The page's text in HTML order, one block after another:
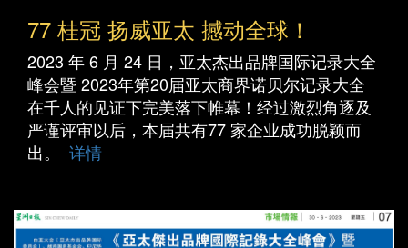
77 桂冠 扬威亚太 撼动全球！
2023 年 6 月 24 日，亚太杰出品牌国际记录大全
峰会暨 2023年第20届亚太商界诺贝尔记录大全
在千人的见证下完美落下帷幕！经过激烈角逐及
严谨评审以后，本届共有77 家企业成功脱颖而
出。
详情